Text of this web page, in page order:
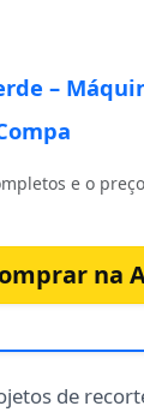
–
e o
na
de